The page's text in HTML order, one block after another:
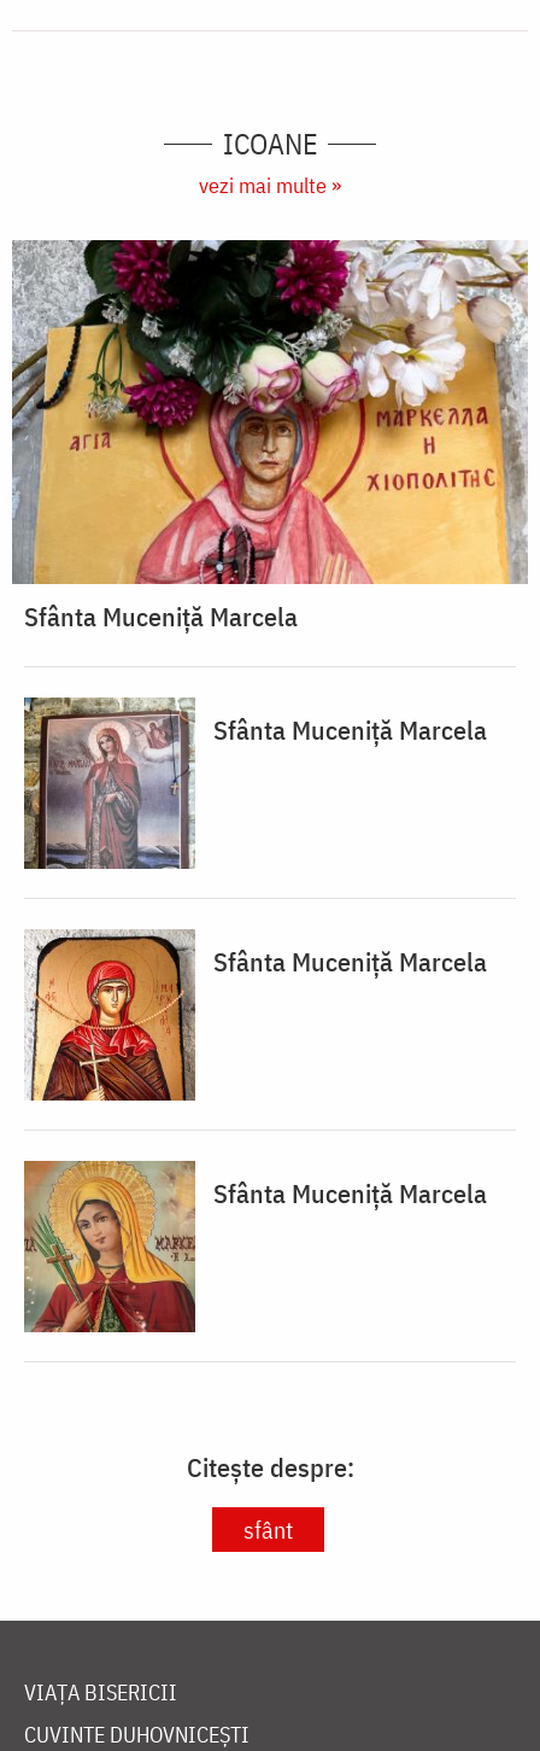
ICOANE
vezi mai multe »
Sfânta Muceniță Marcela
Sfânta Muceniță Marcela
Sfânta Muceniță Marcela
Sfânta Muceniță Marcela
Citește despre:
sfânt
VIAȚA BISERICII
CUVINTE DUHOVNICEȘTI